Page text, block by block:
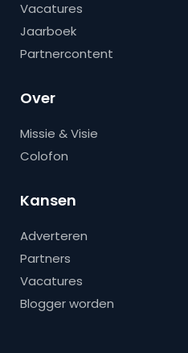
Vacatures
Jaarboek
Partnercontent
Over
Missie & Visie
Colofon
Kansen
Adverteren
Partners
Vacatures
Blogger worden